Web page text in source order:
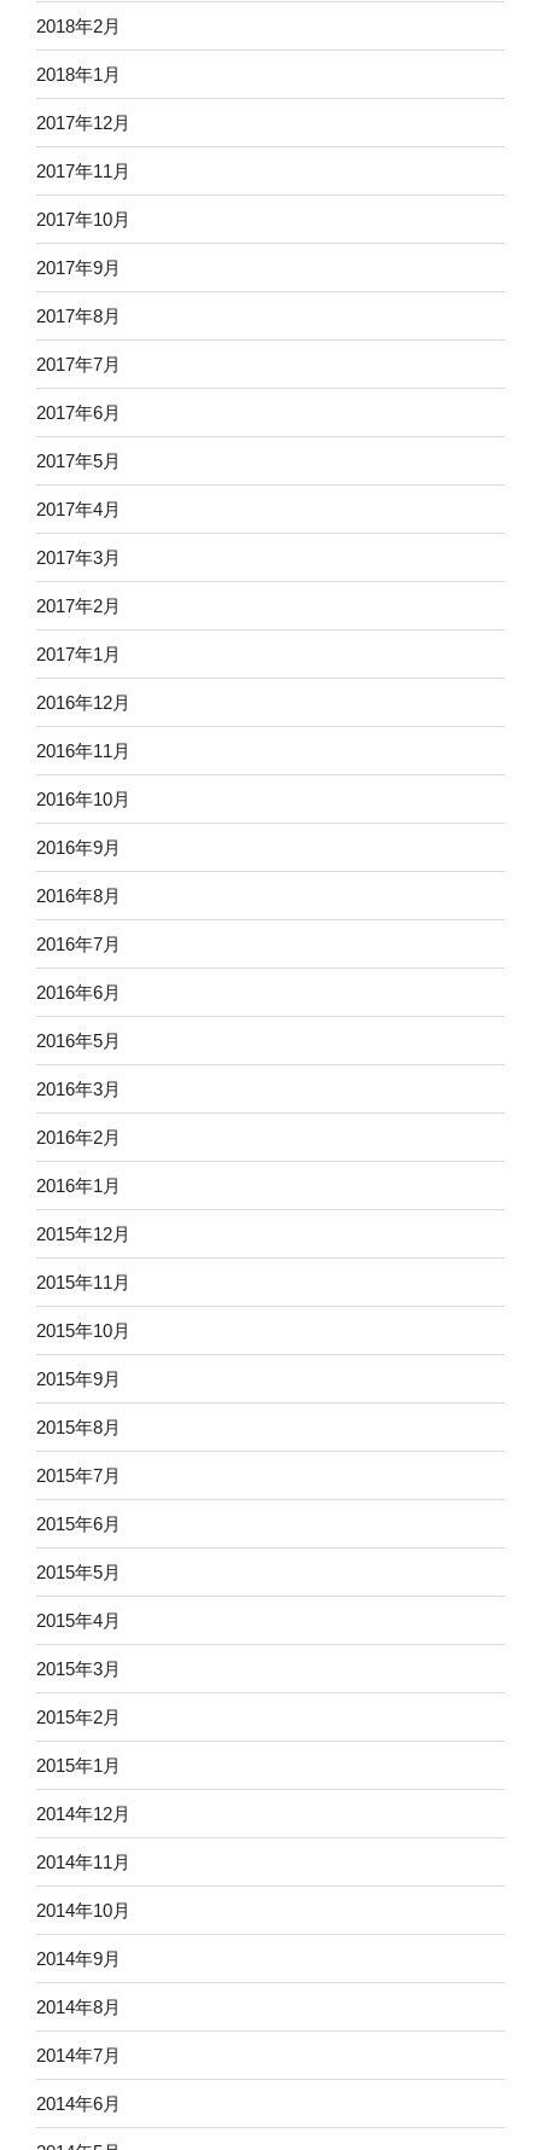
2018年2月
2018年1月
2017年12月
2017年11月
2017年10月
2017年9月
2017年8月
2017年7月
2017年6月
2017年5月
2017年4月
2017年3月
2017年2月
2017年1月
2016年12月
2016年11月
2016年10月
2016年9月
2016年8月
2016年7月
2016年6月
2016年5月
2016年3月
2016年2月
2016年1月
2015年12月
2015年11月
2015年10月
2015年9月
2015年8月
2015年7月
2015年6月
2015年5月
2015年4月
2015年3月
2015年2月
2015年1月
2014年12月
2014年11月
2014年10月
2014年9月
2014年8月
2014年7月
2014年6月